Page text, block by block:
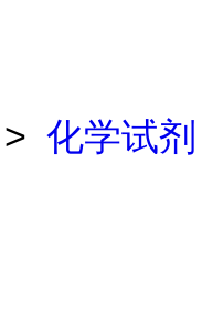
> 化学试剂